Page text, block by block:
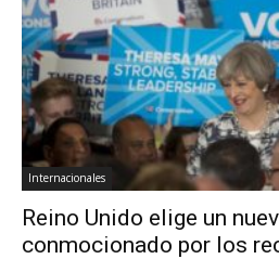
Internacionales
Reino Unido elige un
conmocionado por los